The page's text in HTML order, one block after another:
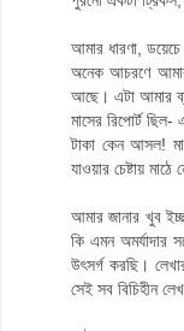
আমার ধারণা,
অনেক আচরণে
আছে। এটা আমার
মাসের রিপোর্ট
টাকা কেন আসল!
যাওয়ার চেষ্টায় মাঠে
আমার জানার খুব
কি এমন অমর্যাদার
উৎসর্গ করছি।
সেই সব বিচিহীন